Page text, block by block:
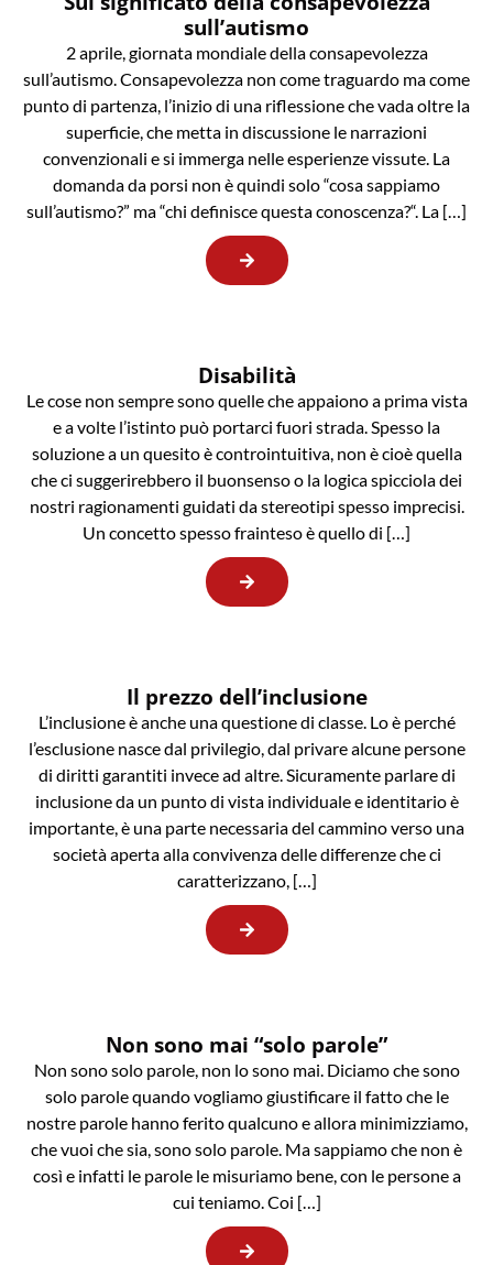
sull’autismo
2 aprile, giornata mondiale della consapevolezza
sull’autismo. Consapevolezza non come traguardo ma come
punto di partenza, l’inizio di una riflessione che vada oltre la
superficie, che metta in discussione le narrazioni
convenzionali e si immerga nelle esperienze vissute. La
domanda da porsi non è quindi solo “cosa sappiamo
sull’autismo?” ma “chi definisce questa conoscenza?“. La […]
Disabilità
Le cose non sempre sono quelle che appaiono a prima vista
e a volte l’istinto può portarci fuori strada. Spesso la
soluzione a un quesito è controintuitiva, non è cioè quella
che ci suggerirebbero il buonsenso o la logica spicciola dei
nostri ragionamenti guidati da stereotipi spesso imprecisi.
Un concetto spesso frainteso è quello di […]
Il prezzo dell’inclusione
L’inclusione è anche una questione di classe. Lo è perché
l’esclusione nasce dal privilegio, dal privare alcune persone
di diritti garantiti invece ad altre. Sicuramente parlare di
inclusione da un punto di vista individuale e identitario è
importante, è una parte necessaria del cammino verso una
società aperta alla convivenza delle differenze che ci
caratterizzano, […]
Non sono mai “solo parole”
Non sono solo parole, non lo sono mai. Diciamo che sono
solo parole quando vogliamo giustificare il fatto che le
nostre parole hanno ferito qualcuno e allora minimizziamo,
che vuoi che sia, sono solo parole. Ma sappiamo che non è
così e infatti le parole le misuriamo bene, con le persone a
cui teniamo. Coi […]